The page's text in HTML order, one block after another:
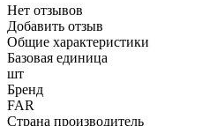
Нет отзывов
Добавить отзыв
Общие характеристики
Базовая единица
шт
Бренд
FAR
Страна производитель